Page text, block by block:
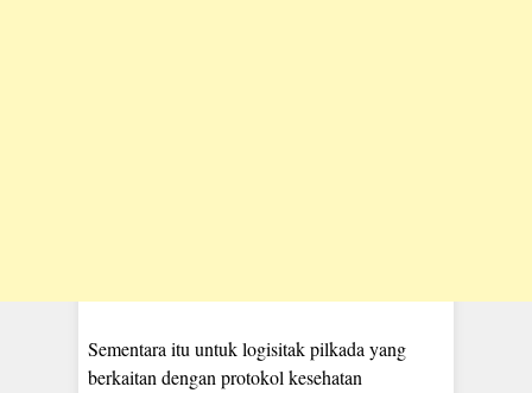
Sementara itu untuk logisitak pilkada yang
berkaitan dengan protokol kesehatan